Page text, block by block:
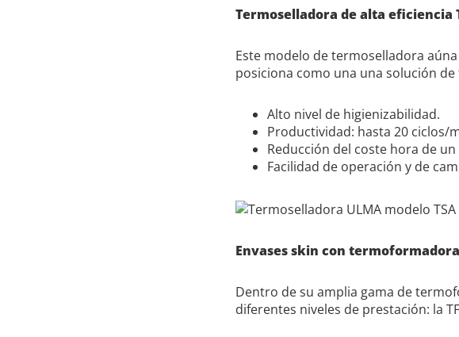
Termoselladora de alta eficiencia
Este modelo de termoselladora
posiciona como una una solución
Alto nivel de higienizabilidad.
Productividad: hasta 20 ciclos/
Reducción del coste hora de
Facilidad de operación y de
Envases skin con
Dentro de su amplia gama de
diferentes niveles de prestación: la